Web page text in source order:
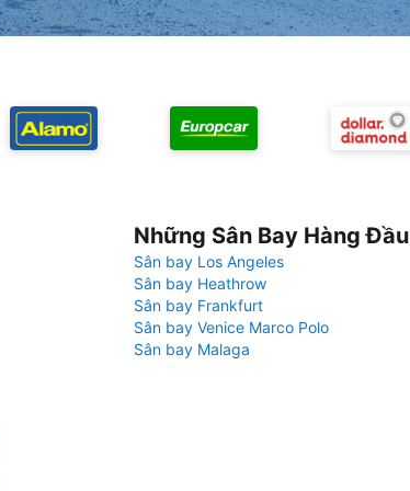
Những Sân Bay Hàng
Sân bay Los Angeles
Sân bay Heathrow
Sân bay Frankfurt
Sân bay Venice Marco Polo
Sân bay Malaga